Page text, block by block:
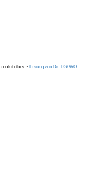
contributors. · Lösung von Dr. DSGVO